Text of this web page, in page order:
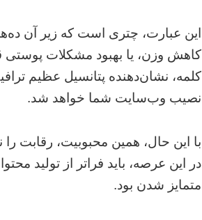
این عبارت، چتری است که زیر آن
کاهش وزن، یا بهبود مشکلات پوستی
کلمه، نشان‌دهنده پتانسیل عظیم
نصیب وب‌سایت شما خواهد شد.
با این حال، همین محبوبیت، رقابت
در این عرصه، باید فراتر از تولید
متمایز شدن بود.